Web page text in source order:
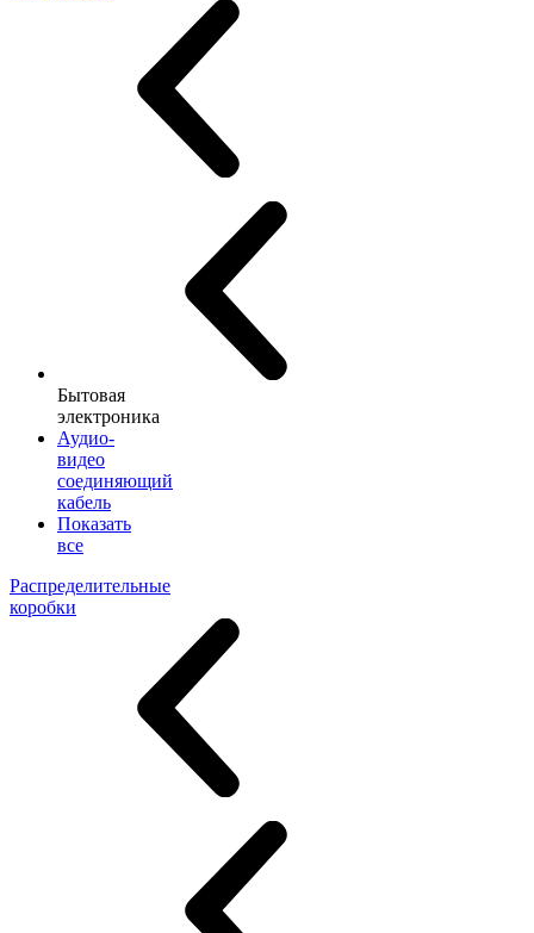
Бытовая
электроника
Аудио-
видео
соединяющий
кабель
Показать
все
Распределительные
коробки